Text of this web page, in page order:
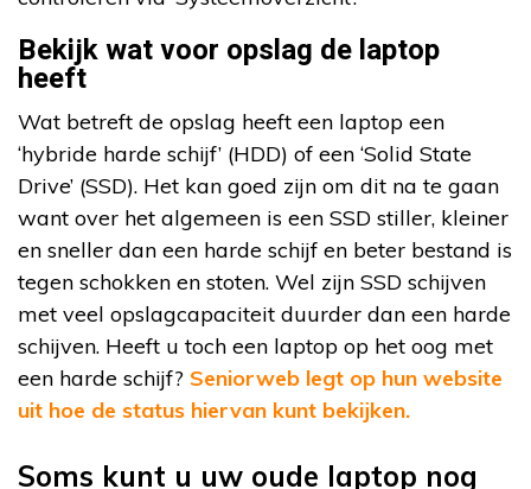
Bekijk wat voor opslag de laptop
heeft
Wat betreft de opslag heeft een laptop een
‘hybride harde schijf’ (HDD) of een ‘Solid State
Drive’ (SSD). Het kan goed zijn om dit na te gaan
want over het algemeen is een SSD stiller, kleiner
en sneller dan een harde schijf en beter bestand is
tegen schokken en stoten. Wel zijn SSD schijven
met veel opslagcapaciteit duurder dan een harde
schijven. Heeft u toch een laptop op het oog met
een harde schijf? Seniorweb legt op hun website
uit hoe de status hiervan kunt bekijken.
Soms kunt u uw oude laptop nog